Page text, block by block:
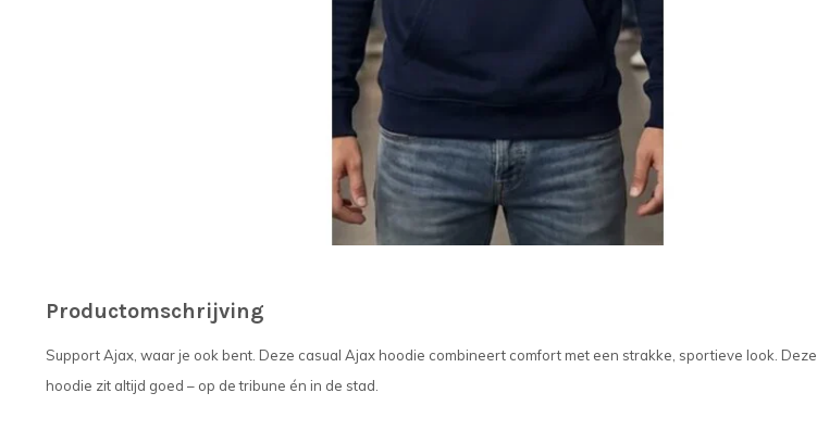
Productomschrijving
Support Ajax, waar je ook bent. Deze casual Ajax hoodie combineert comfort met een strakke, sportieve look. Deze
hoodie zit altijd goed – op de tribune én in de stad.